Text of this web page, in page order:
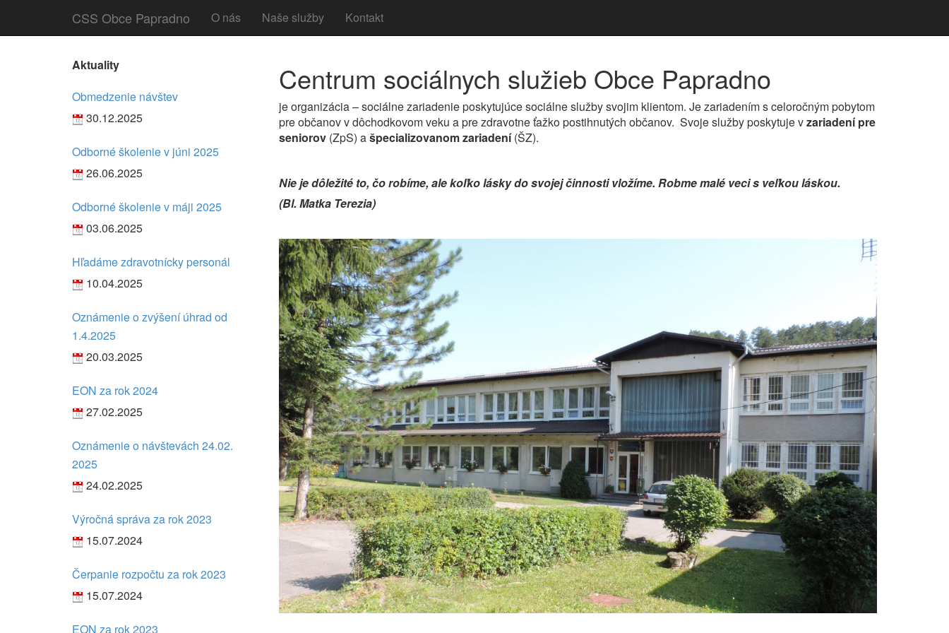
CSS Obce Papradno O nás Naše služby Kontakt
Aktuality
Obmedzenie návštev
30.12.2025
Odborné školenie v júni 2025
26.06.2025
Odborné školenie v máji 2025
03.06.2025
Hľadáme zdravotnícky personál
10.04.2025
Oznámenie o zvýšení úhrad od
1.4.2025
20.03.2025
EON za rok 2024
27.02.2025
Oznámenie o návštevách 24.02.
2025
24.02.2025
Výročná správa za rok 2023
15.07.2024
Čerpanie rozpočtu za rok 2023
15.07.2024
EON za rok 2023
Centrum sociálnych služieb Obce Papradno
je organizácia – sociálne zariadenie poskytujúce sociálne služby svojim klientom. Je zariadením s celoročným pobytom
pre občanov v dôchodkovom veku a pre zdravotne ťažko postihnutých občanov. Svoje služby poskytuje vzariadení pre
seniorov(ZpS) ašpecializovanom zariadení(ŠZ).
Nie je dôležité to, čo robíme, ale koľko lásky do svojej činnosti vložíme. Robme malé veci s veľkou láskou.
(Bl. Matka Terezia)